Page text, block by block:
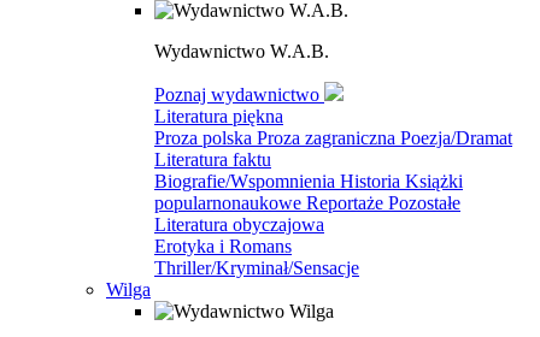
Wydawnictwo W.A.B.
Poznaj wydawnictwo
Literatura piękna
Proza polska Proza zagraniczna Poezja/Dramat
Literatura faktu
Biografie/Wspomnienia Historia Książki
popularnonaukowe Reportaże Pozostałe
Literatura obyczajowa
Erotyka i Romans
Thriller/Kryminał/Sensacje
Wilga